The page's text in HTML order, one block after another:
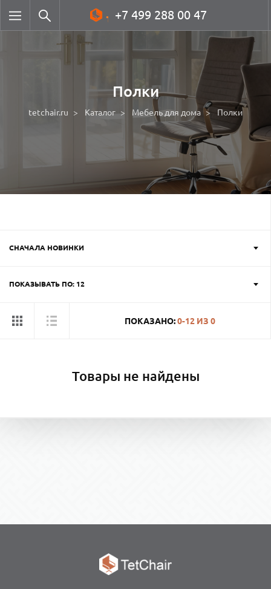
+7 499 288 00 47
Полки
tetchair.ru Каталог Мебель для дома Полки
СНАЧАЛА НОВИНКИ
ПОКАЗЫВАТЬ ПО: 12
ПОКАЗАНО:0-12ИЗ 0
Товары не найдены